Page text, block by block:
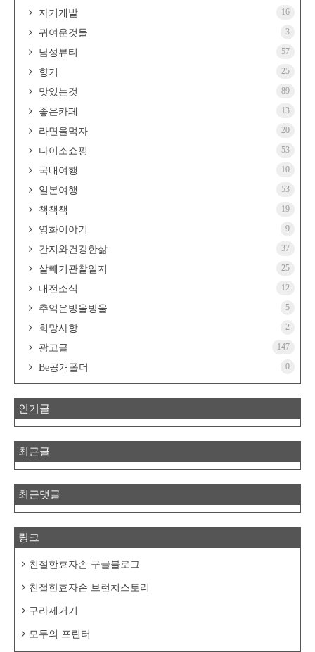
자기개발 16
귀여운것들 3
남성뷰티 57
향기 25
맛있는것 89
좋은카페 13
라면을먹자 20
다이소쇼핑 53
국내여행 10
일본여행 53
책책책 19
영화이야기 9
간지와건강한삶 37
살빼기관찰일지 25
대전소식 12
추억은방울방울 5
희망사항 2
광고글 147
Be공개폴더 0
인기글
최근글
최근댓글
링크
친절한효자손 구글블로그
친절한효자손 브런치스토리
구라제거기
모두의 프린터